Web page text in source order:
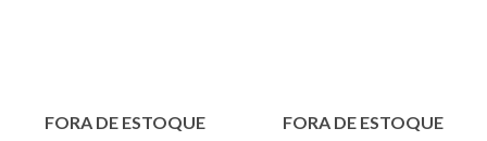
FORA DE ESTOQUE FORA DE ESTOQUE